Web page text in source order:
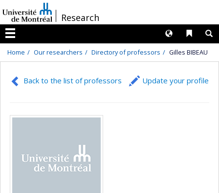
au
contenu
/Research
Menu
Liens
Langues
Home Our researchers Directory of professors Gilles BIBEAU
Back to the list of professors Update your profile